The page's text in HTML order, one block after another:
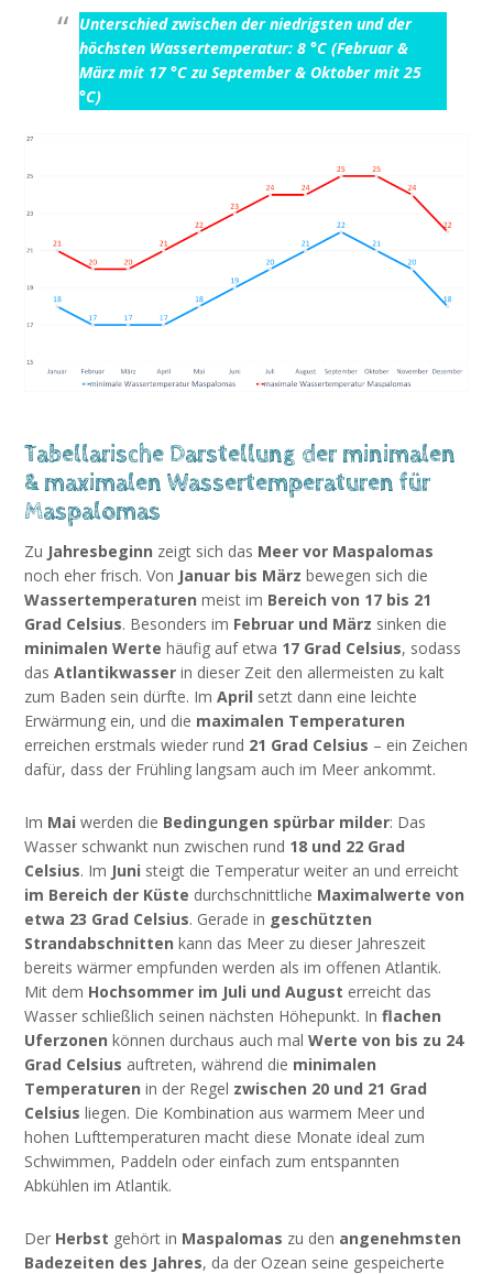
Unterschied zwischen der niedrigsten und der
höchsten Wassertemperatur: 8 °C (Februar &
März mit 17 °C zu September & Oktober mit 25
°C)
Tabellarische Darstellung der minimalen
& maximalen Wassertemperaturen für
Maspalomas
Zu Jahresbeginn zeigt sich das Meer vor Maspalomas
noch eher frisch. Von Januar bis März bewegen sich die
Wassertemperaturen meist im Bereich von 17 bis 21
Grad Celsius. Besonders im Februar und März sinken die
minimalen Werte häufig auf etwa 17 Grad Celsius, sodass
dasAtlantikwasser in dieser Zeit den allermeisten zu kalt
zum Baden sein dürfte. ImApril setzt dann eine leichte
Erwärmung ein, und die maximalen Temperaturen
erreichen erstmals wieder rund 21 Grad Celsius – ein Zeichen
dafür, dass der Frühling langsam auch im Meer ankommt.
Im Mai werden die Bedingungen spürbar milder: Das
Wasser schwankt nun zwischen rund 18 und 22 Grad
Celsius. Im Juni steigt die Temperatur weiter an und erreicht
im Bereich der Küste durchschnittliche Maximalwerte von
etwa 23 Grad Celsius. Gerade in geschützten
Strandabschnitten kann das Meer zu dieser Jahreszeit
bereits wärmer empfunden werden als im offenen Atlantik.
Mit dem Hochsommer im Juli und August erreicht das
Wasser schließlich seinen nächsten Höhepunkt. Inflachen
Uferzonen können durchaus auch malWerte von bis zu 24
Grad Celsius auftreten, während die minimalen
Temperaturen in der Regel zwischen 20 und 21 Grad
Celsius liegen. Die Kombination aus warmem Meer und
hohen Lufttemperaturen macht diese Monate ideal zum
Schwimmen, Paddeln oder einfach zum entspannten
Abkühlen im Atlantik.
Der Herbst gehört in Maspalomas zu den angenehmsten
Badezeiten des Jahres, da der Ozean seine gespeicherte